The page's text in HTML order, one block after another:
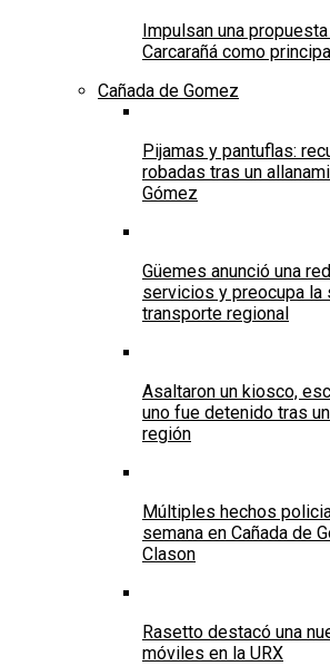
Impulsan una
Carcarañá como
Cañada de Gomez
Pijamas y pantuflas:
robadas tras un
Gómez
Güemes anunció una
servicios y preocupa la
transporte regional
Asaltaron un kiosco,
uno fue detenido tras
región
Múltiples hechos
semana en Cañada de
Clason
Rasetto destacó una
móviles en la URX